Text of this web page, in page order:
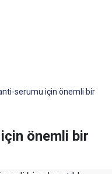
serumu için önemli bir
önemli bir